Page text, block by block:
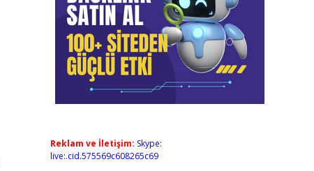
Reklam ve İletişim: Skype:
live:.cid.575569c608265c69